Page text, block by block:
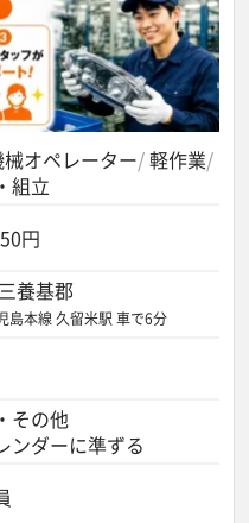
オペレーター 軽作業
組立
円
養基郡
島本線 久留米駅 車で6分
その他
ンダーに準ずる